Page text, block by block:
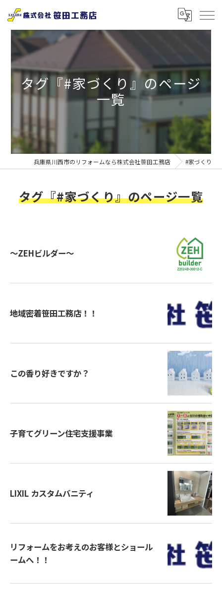
タグ『#家づくり』のページ
一覧
兵庫県川西市のリフォームなら株式会社笹田工務店 #家づくり
タグ『#家づくり』のページ一覧
～ZEHビルダー～
地域密着笹田工務店！！
この香り好きですか？
子育てグリーン住宅支援事業
LIXIL カスタムバニティ
リフォームをお考えのお客様とショール
ームへ！！